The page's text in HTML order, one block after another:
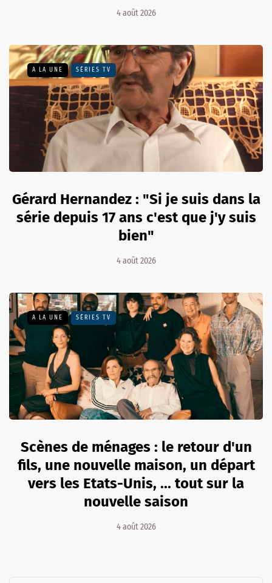
4 août 2026
A LA UNE SÉRIES TV
Gérard Hernandez : "Si je suis dans la
série depuis 17 ans c'est que j'y suis
bien"
4 août 2026
A LA UNE SÉRIES TV
Scènes de ménages : le retour d'un
fils, une nouvelle maison, un départ
vers les Etats-Unis, ... tout sur la
nouvelle saison
4 août 2026